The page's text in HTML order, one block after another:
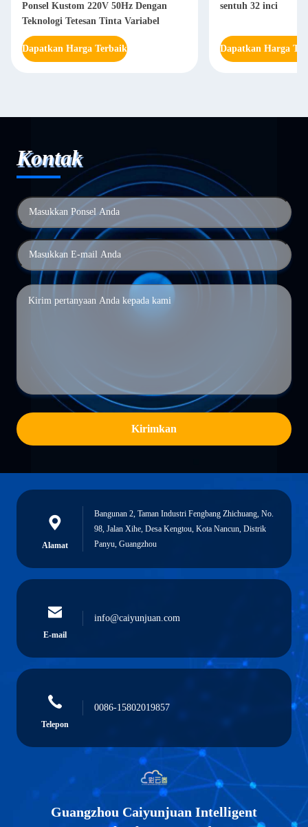
Ponsel Kustom 220V 50Hz Dengan
Teknologi Tetesan Tinta Variabel
Dapatkan Harga Terbaik
sentuh 32 inci
Dapatkan Harga
Kontak
Kirimkan
Alamat
Bangunan 2, Taman Industri Fengbang Zhichuang, No.
98, Jalan Xihe, Desa Kengtou, Kota Nancun, Distrik
Panyu, Guangzhou
E-mail
info@caiyunjuan.com
Telepon
0086-15802019857
Guangzhou Caiyunjuan Intelligent